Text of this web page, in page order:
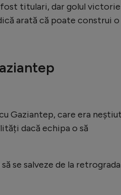
fost titulari, dar golul
arată că poate construi o
Gaziantep, care era
dacă echipa o să
se salveze de la